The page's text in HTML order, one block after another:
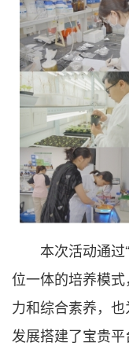
本次活动通过
位一体的培养模
力和综合素养，
发展搭建了宝贵